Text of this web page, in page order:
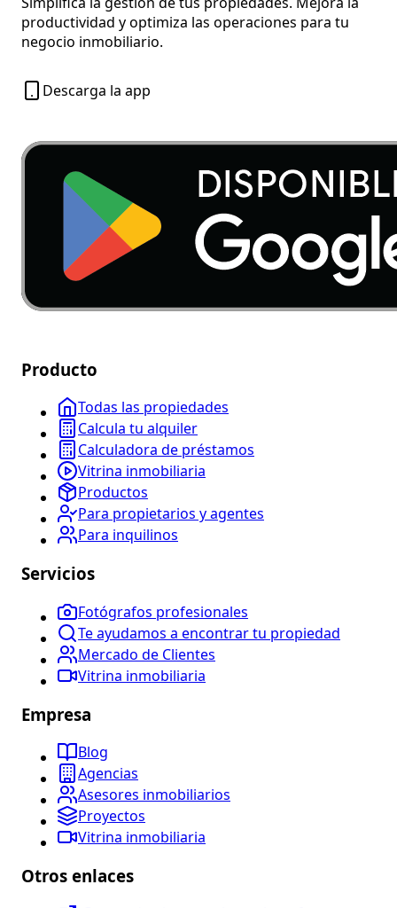
productividad y optimiza las operaciones para tu
negocio inmobiliario.
Descarga la app
Producto
Todas las propiedades
Calcula tu alquiler
Calculadora de préstamos
Vitrina inmobiliaria
Productos
Para propietarios y agentes
Para inquilinos
Servicios
Fotógrafos profesionales
Te ayudamos a encontrar tu propiedad
Mercado de Clientes
Vitrina inmobiliaria
Empresa
Blog
Agencias
Asesores inmobiliarios
Proyectos
Vitrina inmobiliaria
Otros enlaces